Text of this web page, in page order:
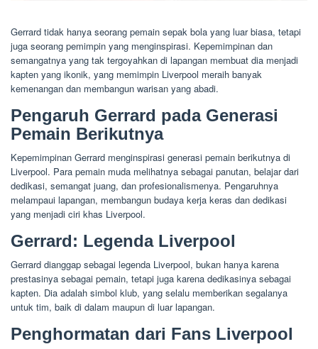
Gerrard tidak hanya seorang pemain sepak bola yang luar biasa, tetapi
juga seorang pemimpin yang menginspirasi. Kepemimpinan dan
semangatnya yang tak tergoyahkan di lapangan membuat dia menjadi
kapten yang ikonik, yang memimpin Liverpool meraih banyak
kemenangan dan membangun warisan yang abadi.
Pengaruh Gerrard pada Generasi
Pemain Berikutnya
Kepemimpinan Gerrard menginspirasi generasi pemain berikutnya di
Liverpool. Para pemain muda melihatnya sebagai panutan, belajar dari
dedikasi, semangat juang, dan profesionalismenya. Pengaruhnya
melampaui lapangan, membangun budaya kerja keras dan dedikasi
yang menjadi ciri khas Liverpool.
Gerrard: Legenda Liverpool
Gerrard dianggap sebagai legenda Liverpool, bukan hanya karena
prestasinya sebagai pemain, tetapi juga karena dedikasinya sebagai
kapten. Dia adalah simbol klub, yang selalu memberikan segalanya
untuk tim, baik di dalam maupun di luar lapangan.
Penghormatan dari Fans Liverpool